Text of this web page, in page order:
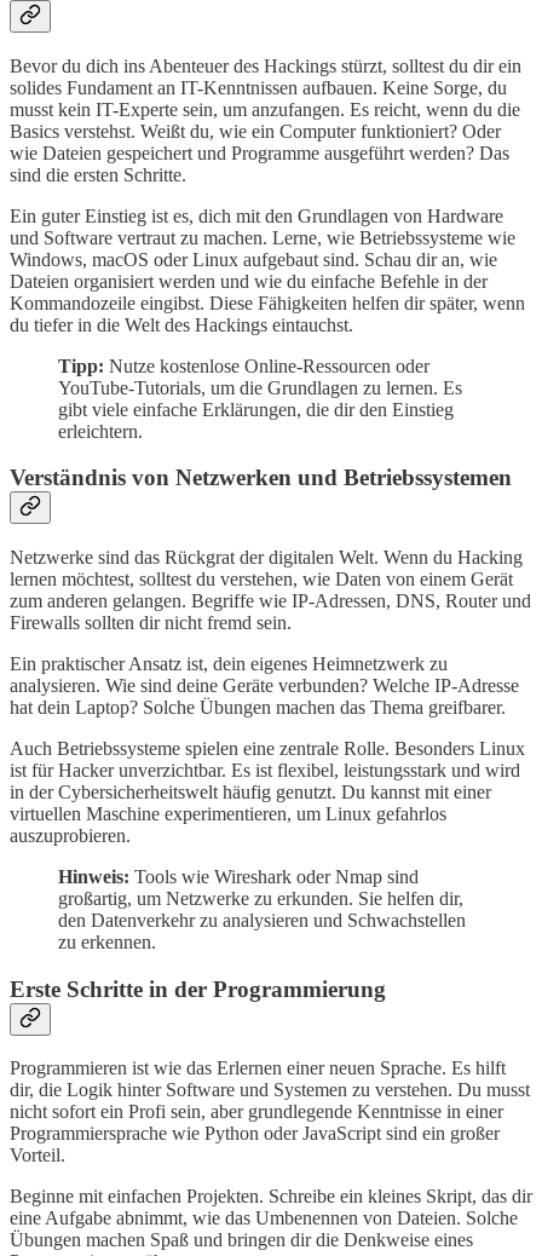
Bevor du dich ins Abenteuer des Hackings stürzt, solltest du dir ein
solides Fundament an IT-Kenntnissen aufbauen. Keine Sorge, du
musst kein IT-Experte sein, um anzufangen. Es reicht, wenn du die
Basics verstehst. Weißt du, wie ein Computer funktioniert? Oder
wie Dateien gespeichert und Programme ausgeführt werden? Das
sind die ersten Schritte.
Ein guter Einstieg ist es, dich mit den Grundlagen von Hardware
und Software vertraut zu machen. Lerne, wie Betriebssysteme wie
Windows, macOS oder Linux aufgebaut sind. Schau dir an, wie
Dateien organisiert werden und wie du einfache Befehle in der
Kommandozeile eingibst. Diese Fähigkeiten helfen dir später, wenn
du tiefer in die Welt des Hackings eintauchst.
Tipp: Nutze kostenlose Online-Ressourcen oder
YouTube-Tutorials, um die Grundlagen zu lernen. Es
gibt viele einfache Erklärungen, die dir den Einstieg
erleichtern.
Verständnis von Netzwerken und Betriebssystemen
Netzwerke sind das Rückgrat der digitalen Welt. Wenn du Hacking
lernen möchtest, solltest du verstehen, wie Daten von einem Gerät
zum anderen gelangen. Begriffe wie IP-Adressen, DNS, Router und
Firewalls sollten dir nicht fremd sein.
Ein praktischer Ansatz ist, dein eigenes Heimnetzwerk zu
analysieren. Wie sind deine Geräte verbunden? Welche IP-Adresse
hat dein Laptop? Solche Übungen machen das Thema greifbarer.
Auch Betriebssysteme spielen eine zentrale Rolle. Besonders Linux
ist für Hacker unverzichtbar. Es ist flexibel, leistungsstark und wird
in der Cybersicherheitswelt häufig genutzt. Du kannst mit einer
virtuellen Maschine experimentieren, um Linux gefahrlos
auszuprobieren.
Hinweis: Tools wie Wireshark oder Nmap sind
großartig, um Netzwerke zu erkunden. Sie helfen dir,
den Datenverkehr zu analysieren und Schwachstellen
zu erkennen.
Erste Schritte in der Programmierung
Programmieren ist wie das Erlernen einer neuen Sprache. Es hilft
dir, die Logik hinter Software und Systemen zu verstehen. Du musst
nicht sofort ein Profi sein, aber grundlegende Kenntnisse in einer
Programmiersprache wie Python oder JavaScript sind ein großer
Vorteil.
Beginne mit einfachen Projekten. Schreibe ein kleines Skript, das dir
eine Aufgabe abnimmt, wie das Umbenennen von Dateien. Solche
Übungen machen Spaß und bringen dir die Denkweise eines